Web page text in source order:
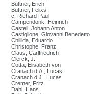
Büttner, Erich
Büttner, Felixs
c, Richard Paul
Campendonk, Heinrich
Castell, Johann Anton
Castiglione, Giovanni Benedetto
Chillida, Eduardo
Christophe, Franz
Claus, Carlfriedrich
Clerck, J.
Cotta, Elisabeth von
Cranach d.Ä., Lucas
Cranach d.J., Lucas
Cremer, Fritz
Dahl, Hans